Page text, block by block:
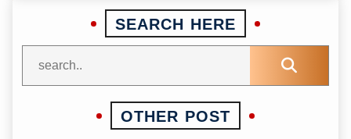
SEARCH HERE
OTHER POST